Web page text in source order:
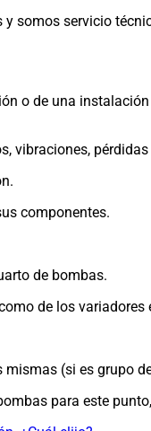
somos servicio
o de una
vibraciones,
componentes.
de bombas.
de los variadores
(si es grupo
para este